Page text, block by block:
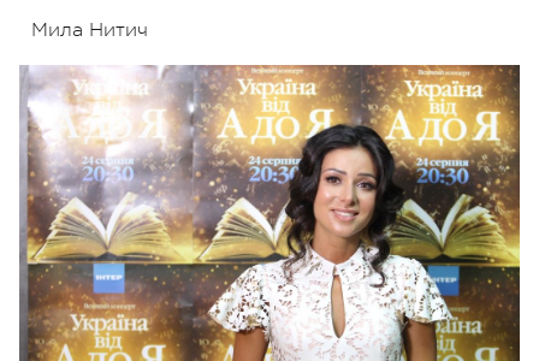
Мила Нитич